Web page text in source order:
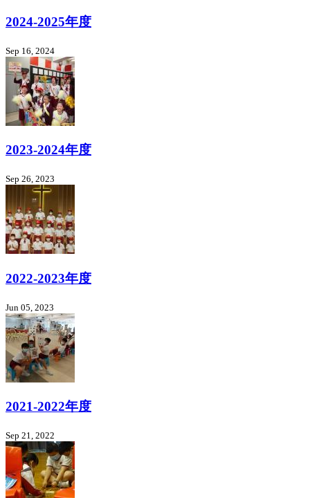
2024-2025年度
Sep 16, 2024
2023-2024年度
Sep 26, 2023
2022-2023年度
Jun 05, 2023
2021-2022年度
Sep 21, 2022